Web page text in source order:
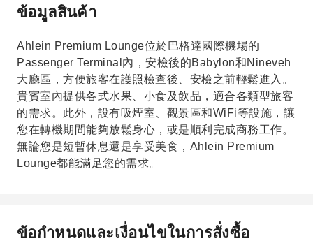
ข้อมูลสินค้า
Ahlein Premium Lounge位於巴格達國際機場的
Passenger Terminal內，安檢後的Babylon和Nineveh
大廳區，方便旅客在護照檢查後、安檢之前輕鬆進入。
貴賓室內提供各式水果、小食及飲品，適合各類型旅客
的需求。此外，設有吸煙室、觀景區和WiFi等設施，讓
您在轉機期間能夠放鬆身心，或是順利完成商務工作。
無論您是短暫休息還是享受美食，Ahlein Premium
Lounge都能滿足您的需求。
ข้อกำหนดและเงื่อนไขในการสั่งซื้อ